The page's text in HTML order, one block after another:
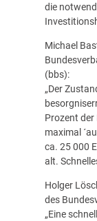
die
Michael
(bbs):
„Der
Prozent
maximal
ca. 25 000
alt.
Holger
des
„Eine